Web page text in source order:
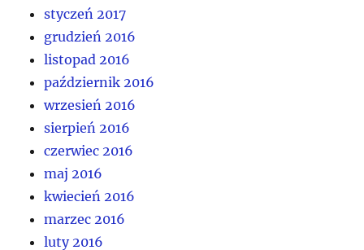
styczeń 2017
grudzień 2016
listopad 2016
październik 2016
wrzesień 2016
sierpień 2016
czerwiec 2016
maj 2016
kwiecień 2016
marzec 2016
luty 2016